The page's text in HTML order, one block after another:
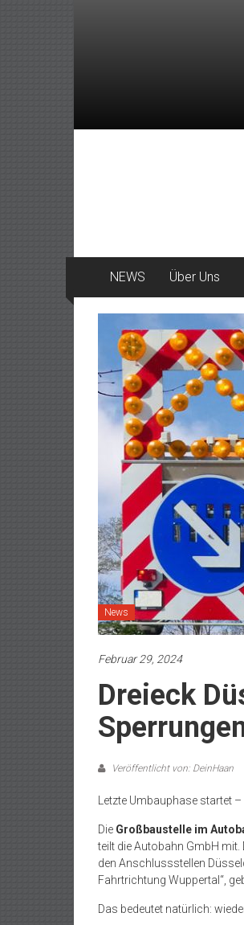
NEWS Über Uns
News
Februar 29, 2024
Dreieck
Veröffentlicht von: DeinHaan
Letzte Umbauphase startet
Die Großbaustelle im
teilt die Autobahn GmbH
den Anschlussstellen
Fahrtrichtung Wuppertal“,
Das bedeutet natürlich: